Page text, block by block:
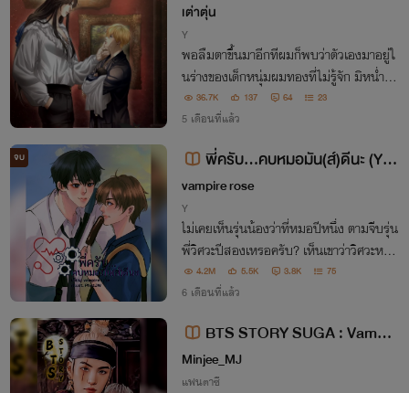
เต่าตุ่น
Y
พอลืมตาขึ้นมาอีกทีผมก็พบว่าตัวเองมาอยู่ใ
นร่างของเด็กหนุ่มผมทองที่ไม่รู้จัก มิหน่ำซ้ำ
ยังมาอยู่ในสถานที่แปลกๆ ที่คล้ายกับย้อนเ
วลาไปช่วงยุคกลางของชาวตะวันตก ที่ตอนนี้
มีข่าวลือเรื่องแวมไพร์แพร่สะพัด…
36.7K 137 64 23
5 เดือนที่แล้ว
จบ
พี่ครับ...คบหมอมัน(ส์)ดีนะ (Yao
i) (มี E-book แล้ว)
vampire rose
Y
ไม่เคยเห็นรุ่นน้องว่าที่หมอปีหนึ่ง​ ตามจีบรุ่น
พี่วิศวะปีสองเหรอครับ? เห็นเขาว่าวิศวะหน้า
โหด​ ทำไมผมเห็นคนน่ารักล่ะ​ครับ...
4.2M 5.5K 3.8K 75
6 เดือนที่แล้ว
BTS STORY SUGA : Vampir
e ลิขิตรัก...ฝังเขี้ยว
Minjee_MJ
แฟนตาซี